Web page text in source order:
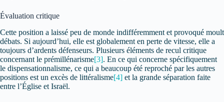
Évaluation critique
Cette position a laissé peu de monde indifféremment et provoqué moult
débats. Si aujourd’hui, elle est globalement en perte de vitesse, elle a
toujours d’ardents défenseurs. Plusieurs éléments de recul critique
concernant le prémillénarisme[3]. En ce qui concerne spécifiquement
le dispensationnalisme, ce qui a beaucoup été reproché par les autres
positions est un excès de littéralisme[4] et la grande séparation faite
entre l’Église et Israël.